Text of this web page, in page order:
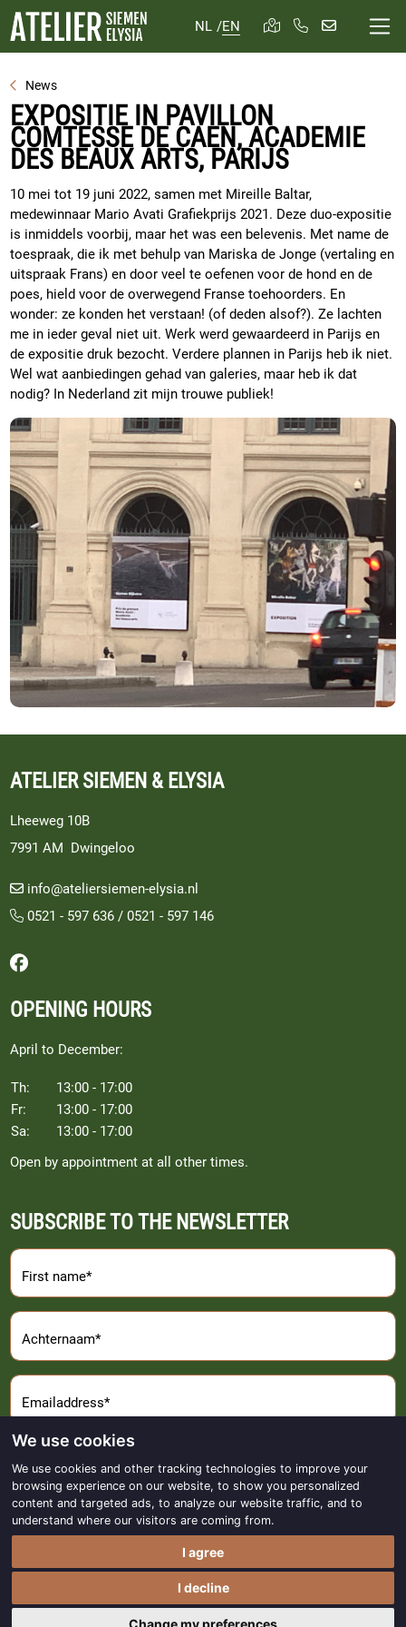
We use cookies
We use cookies and other tracking technologies to improve your
browsing experience on our website, to show you personalized
content and targeted ads, to analyze our website traffic, and to
understand where our visitors are coming from.
I agree
I decline
Change my preferences
NL /EN
News
EXPOSITIE IN PAVILLON
COMTESSE DE CAEN, ACADEMIE
DES BEAUX ARTS, PARIJS
10 mei tot 19 juni 2022, samen met Mireille Baltar,
medewinnaar Mario Avati Grafiekprijs 2021. Deze duo-expositie
is inmiddels voorbij, maar het was een belevenis. Met name de
toespraak, die ik met behulp van Mariska de Jonge (vertaling en
uitspraak Frans) en door veel te oefenen voor de hond en de
poes, hield voor de overwegend Franse toehoorders. En
wonder: ze konden het verstaan! (of deden alsof?). Ze lachten
me in ieder geval niet uit. Werk werd gewaardeerd in Parijs en
de expositie druk bezocht. Verdere plannen in Parijs heb ik niet.
Wel wat aanbiedingen gehad van galeries, maar heb ik dat
nodig? In Nederland zit mijn trouwe publiek!
ATELIER SIEMEN & ELYSIA
Lheeweg 10B
7991 AM Dwingeloo
info@ateliersiemen-elysia.nl
0521 - 597 636 /0521 - 597 146
Follow us on Facebook
OPENING HOURS
April to December:
Th:
13:00 - 17:00
Fr:
13:00 - 17:00
Sa:
13:00 - 17:00
Open by appointment at all other times.
SUBSCRIBE TO THE NEWSLETTER
First name*
Achternaam*
Emailaddress*
Sign Up
BO. Be Original
Powered by
BO Creator DXP®
Cookie settings